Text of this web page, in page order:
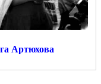
Артюхова